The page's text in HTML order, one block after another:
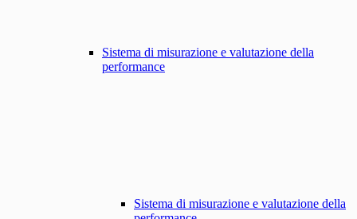
Sistema di misurazione e valutazione della
performance
Sistema di misurazione e valutazione della